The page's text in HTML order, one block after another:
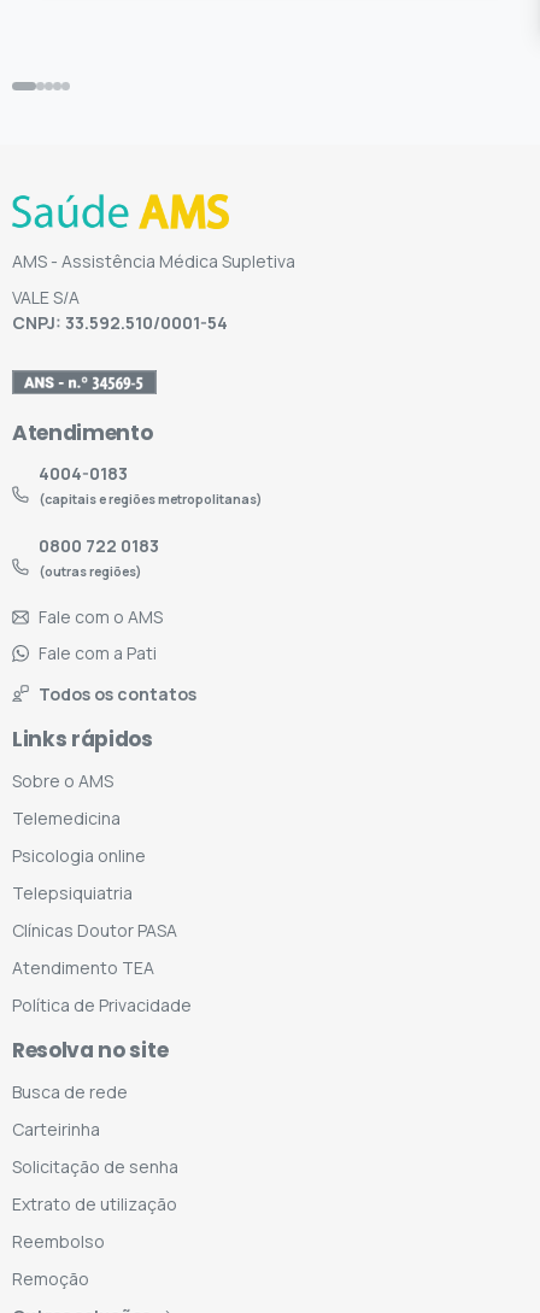
AMS - Assistência Médica Supletiva
VALE S/A
CNPJ: 33.592.510/0001-54
Atendimento
4004-0183
(capitais e regiões metropolitanas)
0800 722 0183
(outras regiões)
Fale com o AMS
Fale com a Pati
Todos os contatos
Links rápidos
Sobre o AMS
Telemedicina
Psicologia online
Telepsiquiatria
Clínicas Doutor PASA
Atendimento TEA
Política de Privacidade
Resolva no site
Busca de rede
Carteirinha
Solicitação de senha
Extrato de utilização
Reembolso
Remoção